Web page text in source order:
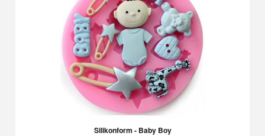
Silikonform - Baby Boy